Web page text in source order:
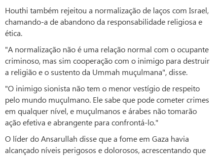
Houthi também rejeitou a normalização de laços com Israel,
chamando-a de abandono da responsabilidade religiosa e
ética.
"A normalização não é uma relação normal com o ocupante
criminoso, mas sim cooperação com o inimigo para destruir
a religião e o sustento da Ummah muçulmana", disse.
"O inimigo sionista não tem o menor vestígio de respeito
pelo mundo muçulmano. Ele sabe que pode cometer crimes
em qualquer nível, e muçulmanos e árabes não tomarão
ação efetiva e abrangente para confrontá-lo."
O líder do Ansarullah disse que a fome em Gaza havia
alcançado níveis perigosos e dolorosos, acrescentando que